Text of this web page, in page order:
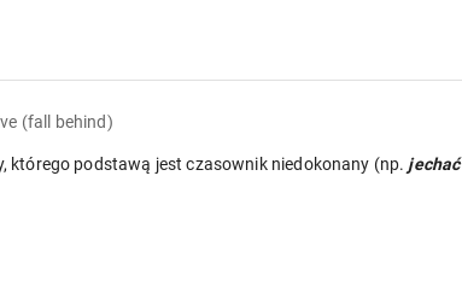
(fall behind)
którego podstawą jest czasownik niedokonany (np. jechać